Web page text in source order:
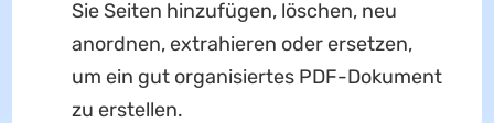
Sie Seiten hinzufügen, löschen, neu
anordnen, extrahieren oder ersetzen,
um ein gut organisiertes PDF-Dokument
zu erstellen.